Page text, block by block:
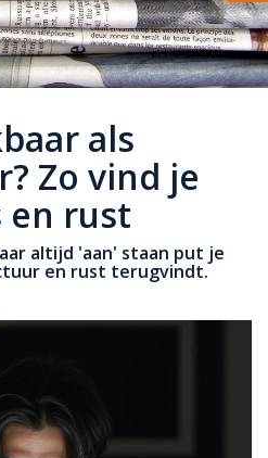
als
Zo vind je
en rust
altijd 'aan' staan put je
en rust terugvindt.